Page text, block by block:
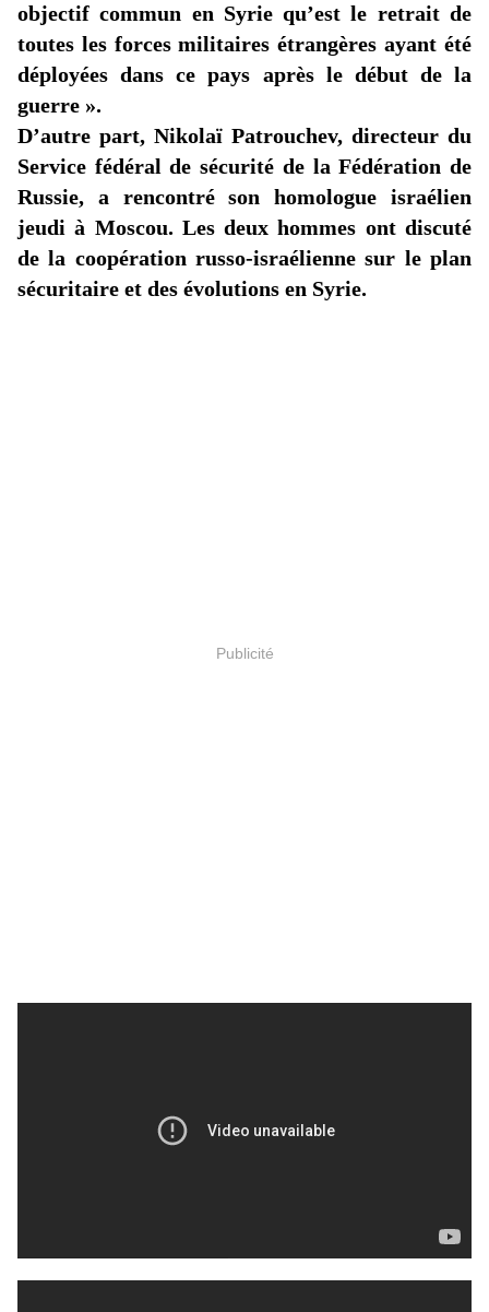
objectif commun en Syrie qu’est le retrait de
toutes les forces militaires étrangères ayant été
déployées dans ce pays après le début de la
guerre ».
D’autre part, Nikolaï Patrouchev, directeur du
Service fédéral de sécurité de la Fédération de
Russie, a rencontré son homologue israélien
jeudi à Moscou. Les deux hommes ont discuté
de la coopération russo-israélienne sur le plan
sécuritaire et des évolutions en Syrie.
Publicité